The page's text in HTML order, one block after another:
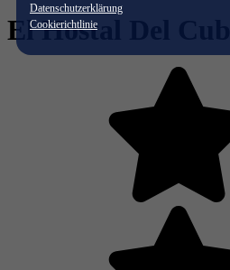
Datenschutzerklärung
Cookierichtlinie
El Hostal Del Cubo